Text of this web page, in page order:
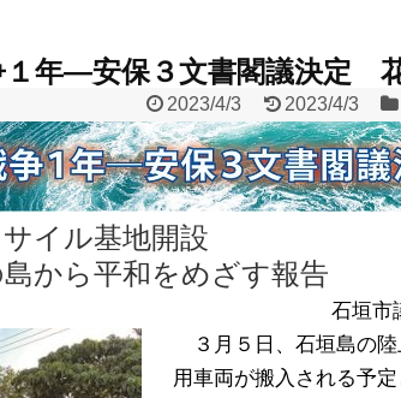
１年―安保３文書閣議決定
2023/4/3 2023/4/3
イル基地開設
から平和をめざす報告
石垣
３月５日、石垣島の陸
用車両が搬入される予